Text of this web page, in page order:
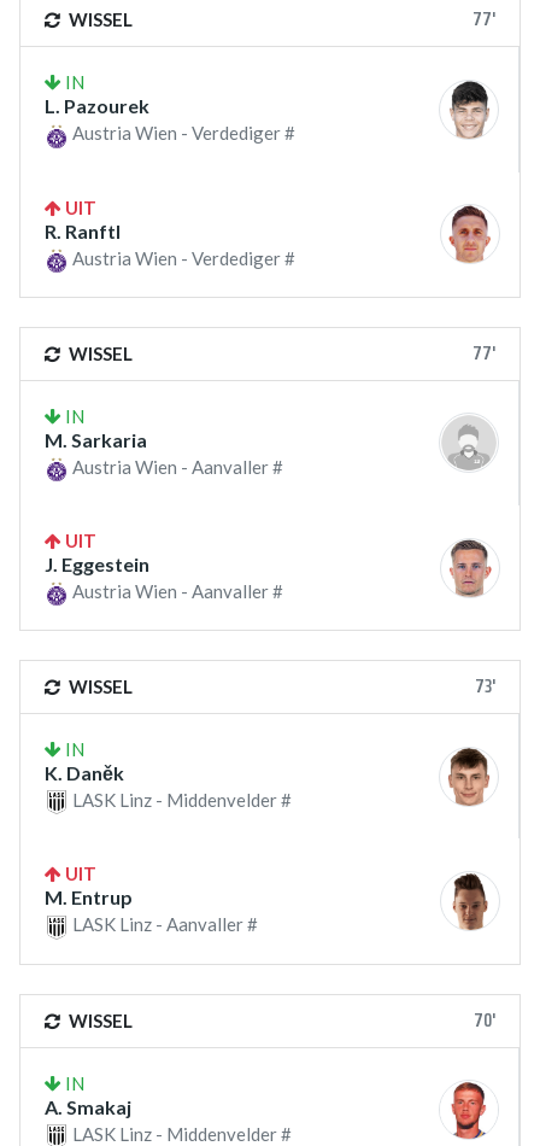
WISSEL 77'
IN
L. Pazourek
Austria Wien - Verdediger #
UIT
R. Ranftl
Austria Wien - Verdediger #
WISSEL 77'
IN
M. Sarkaria
Austria Wien - Aanvaller #
UIT
J. Eggestein
Austria Wien - Aanvaller #
WISSEL 73'
IN
K. Daněk
LASK Linz - Middenvelder #
UIT
M. Entrup
LASK Linz - Aanvaller #
WISSEL 70'
IN
A. Smakaj
LASK Linz - Middenvelder #